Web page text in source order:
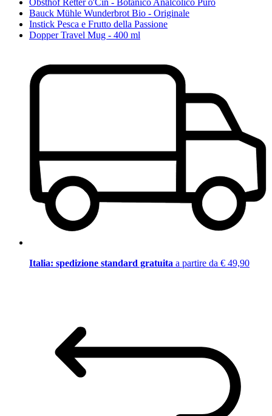
Bauck Mühle Wunderbrot Bio - Originale
Instick Pesca e Frutto della Passione
Dopper Travel Mug - 400 ml
Italia: spedizione standard gratuita a partire da € 49,90